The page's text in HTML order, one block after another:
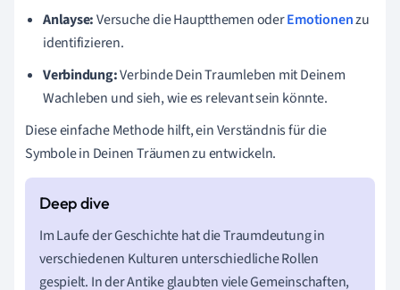
Anlayse:Versuche die Hauptthemen oderEmotionenzu
identifizieren.
Verbindung:Verbinde Dein Traumleben mit Deinem
Wachleben und sieh, wie es relevant sein könnte.
Diese einfache Methode hilft, ein Verständnis für die
Symbole in Deinen Träumen zu entwickeln.
Im Laufe der Geschichte hat die Traumdeutung in
verschiedenen Kulturen unterschiedliche Rollen
gespielt. In der Antike glaubten viele Gemeinschaften,